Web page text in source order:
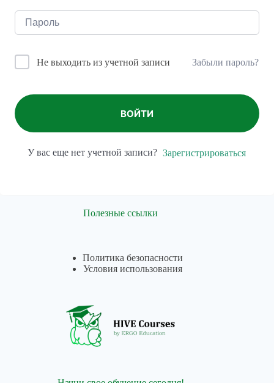
Не выходить из учетной записи Забыли пароль?
ВОЙТИ
У вас еще нет учетной записи? Зарегистрироваться
Полезные ссылки
Политика безопасности
Условия использования